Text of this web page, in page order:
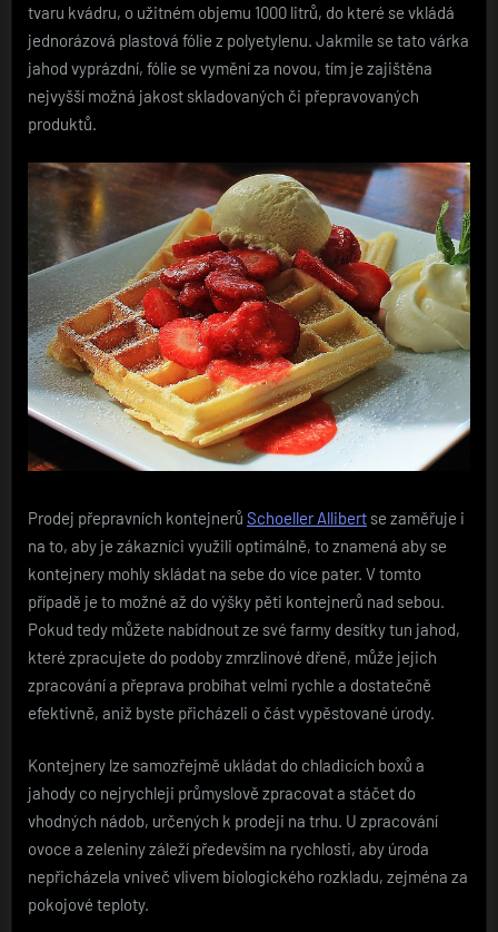
tvaru kvádru, o užitném objemu 1000 litrů, do které se vkládá
jednorázová plastová fólie z polyetylenu. Jakmile se tato várka
jahod vyprázdní, fólie se vymění za novou, tím je zajištěna
nejvyšší možná jakost skladovaných či přepravovaných
produktů.
Prodej přepravních kontejnerů Schoeller Allibert se zaměřuje i
na to, aby je zákazníci využili optimálně, to znamená aby se
kontejnery mohly skládat na sebe do více pater. V tomto
případě je to možné až do výšky pěti kontejnerů nad sebou.
Pokud tedy můžete nabídnout ze své farmy desítky tun jahod,
které zpracujete do podoby zmrzlinové dřeně, může jejich
zpracování a přeprava probíhat velmi rychle a dostatečně
efektivně, aniž byste přicházeli o část vypěstované úrody.
Kontejnery lze samozřejmě ukládat do chladicích boxů a
jahody co nejrychleji průmyslově zpracovat a stáčet do
vhodných nádob, určených k prodeji na trhu. U zpracování
ovoce a zeleniny záleží především na rychlosti, aby úroda
nepřicházela vniveč vlivem biologického rozkladu, zejména za
pokojové teploty.